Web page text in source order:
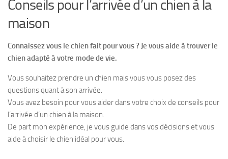
Conseils pour l’arrivée d’un chien à la
maison
Connaissez vous le chien fait pour vous ? Je vous aide à trouver le
chien adapté à votre mode de vie.
Vous souhaitez prendre un chien mais vous vous posez des
questions quant à son arrivée.
Vous avez besoin pour vous aider dans votre choix de conseils pour
l’arrivée d’un chien à la maison.
De part mon expérience, je vous guide dans vos décisions et vous
aide à choisir le chien idéal pour vous.